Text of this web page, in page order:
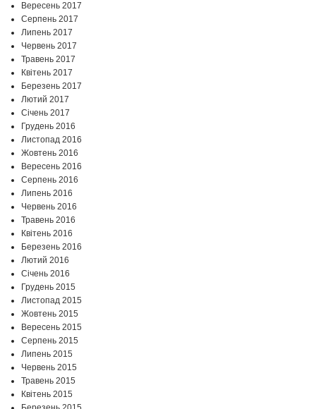
Вересень 2017
Серпень 2017
Липень 2017
Червень 2017
Травень 2017
Квітень 2017
Березень 2017
Лютий 2017
Січень 2017
Грудень 2016
Листопад 2016
Жовтень 2016
Вересень 2016
Серпень 2016
Липень 2016
Червень 2016
Травень 2016
Квітень 2016
Березень 2016
Лютий 2016
Січень 2016
Грудень 2015
Листопад 2015
Жовтень 2015
Вересень 2015
Серпень 2015
Липень 2015
Червень 2015
Травень 2015
Квітень 2015